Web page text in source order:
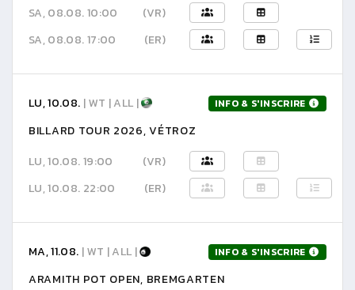
SA, 08.08. 10:00
(VR)
SA, 08.08. 17:00
(ER)
LU, 10.08. | WT | ALL | INFO & S'INSCRIRE
BILLARD TOUR 2026, VÉTROZ
LU, 10.08. 19:00
(VR)
LU, 10.08. 22:00
(ER)
MA, 11.08. | WT | ALL | INFO & S'INSCRIRE
ARAMITH POT OPEN, BREMGARTEN